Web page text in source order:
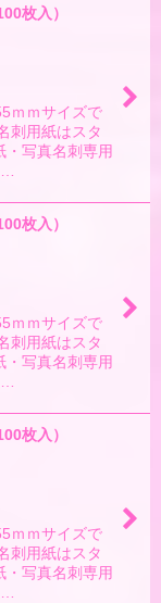
枚入）
ｍｍサイズで
刺用紙はスタ
・写真名刺専用
…
枚入）
ｍｍサイズで
刺用紙はスタ
・写真名刺専用
…
枚入）
ｍｍサイズで
刺用紙はスタ
・写真名刺専用
…